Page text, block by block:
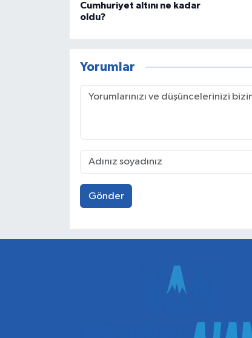
Cumhuriyet altını ne kadar
oldu?
Yorumlar
Gönder